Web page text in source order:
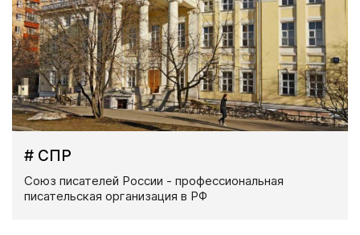
# СПР
Союз писателей России - профессиональная
писательская организация в РФ